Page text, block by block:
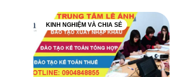
KINH NGHIỆM VÀ CHIA SẺ